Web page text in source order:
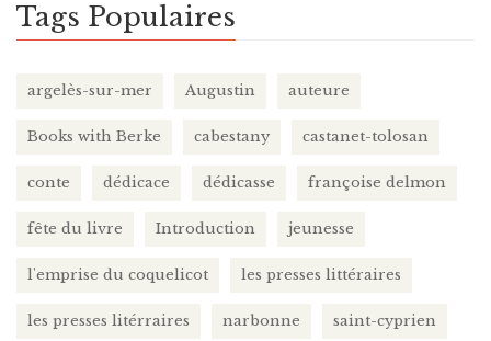
Tags Populaires
argelès-sur-mer Augustin auteure
Books with Berke cabestany castanet-tolosan
conte dédicace dédicasse françoise delmon
fête du livre Introduction jeunesse
l'emprise du coquelicot les presses littéraires
les presses litérraires narbonne saint-cyprien